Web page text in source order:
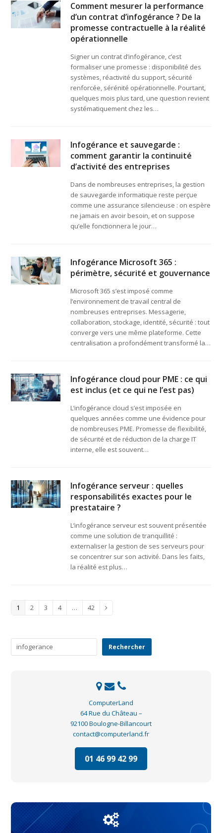
Comment mesurer la performance
d’un contrat d’infogérance ? De la
promesse contractuelle à la réalité
opérationnelle
Signer un contrat d’infogérance, c’est
formaliser une promesse : disponibilité des
systèmes, réactivité du support, sécurité
renforcée, sérénité opérationnelle. Pourtant,
quelques mois plus tard, une question revient
systématiquement chez les…
Infogérance et sauvegarde :
comment garantir la continuité
d’activité des entreprises
Dans de nombreuses entreprises, la gestion
de sauvegarde informatique reste perçue
comme une assurance silencieuse : on espère
ne jamais en avoir besoin, et on suppose
qu’elle fonctionnera le jour…
Infogérance Microsoft 365 :
périmètre, sécurité et gouvernance
Microsoft 365 s’est imposé comme
l’environnement de travail central de
nombreuses entreprises. Messagerie,
collaboration, stockage, identité, sécurité : tout
converge vers une même plateforme. Cette
centralisation a profondément transformé la…
Infogérance cloud pour PME : ce qui
est inclus (et ce qui ne l’est pas)
L’infogérance cloud s’est imposée en
quelques années comme une évidence pour
de nombreuses PME. Promesse de flexibilité,
de sécurité et de réduction de la charge IT
interne, elle est souvent…
Infogérance serveur : quelles
responsabilités exactes pour le
prestataire ?
L’infogérance serveur est souvent présentée
comme une solution de tranquillité :
externaliser la gestion de ses serveurs pour
se concentrer sur son activité. Dans les faits,
la réalité est plus…
Page
1 Page
2 Page
3 Page
4 … Page
42 Suivant
Rechercher Rechercher
ComputerLand
64 Rue du Château –
92100 Boulogne-Billancourt
contact@computerland.fr
01 46 99 42 99